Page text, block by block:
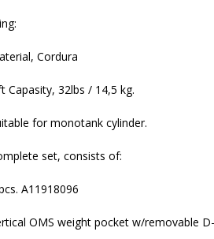
Cordura
Capasity, 32lbs / 14,5 kg.
for monotank cylinder.
set, consists of:
A11918096
OMS weight pocket w/removable